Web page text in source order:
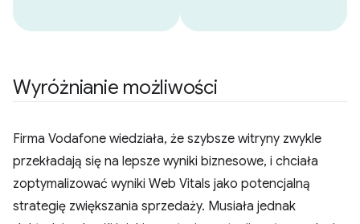
Wyróżnianie możliwości
Firma Vodafone wiedziała, że szybsze witryny zwykle
przekładają się na lepsze wyniki biznesowe, i chciała
zoptymalizować wyniki Web Vitals jako potencjalną
strategię zwiększania sprzedaży. Musiała jednak